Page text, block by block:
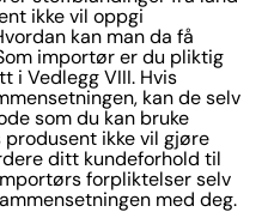
ikke vil oppgi
kan man da få
importør er du pliktig
i Vedlegg VIII. Hvis
kan de selv
som du kan bruke
ikke vil gjøre
ditt kundeforhold til
forpliktelser selv
med deg.